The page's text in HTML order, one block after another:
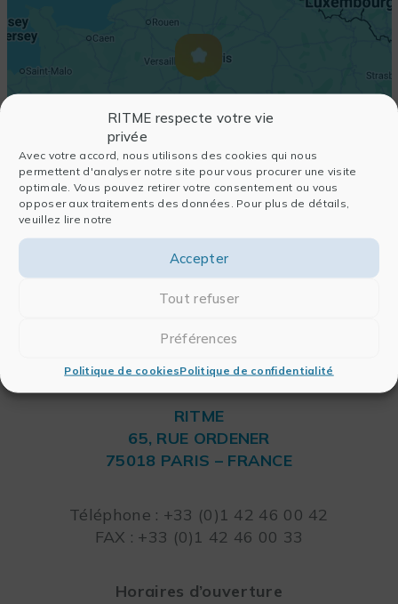
RITME respecte votre vie
privée
Avec votre accord, nous utilisons des cookies qui nous
permettent d'analyser notre site pour vous procurer une visite
optimale. Vous pouvez retirer votre consentement ou vous
opposer aux traitements des données. Pour plus de détails,
veuillez lire notre
Accepter
Tout refuser
Préférences
Politique de cookiesPolitique de confidentialité
RITME
65, RUE ORDENER
75018 PARIS – FRANCE
Téléphone : +33 (0)1 42 46 00 42
FAX : +33 (0)1 42 46 00 33
Horaires d’ouverture